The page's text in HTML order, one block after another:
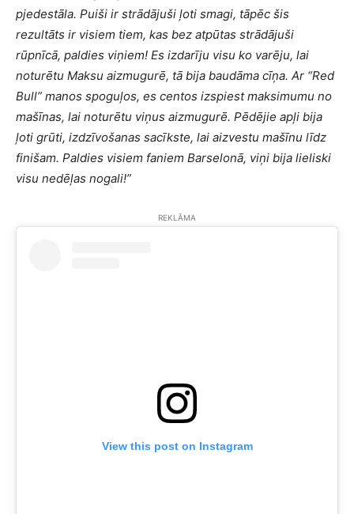
pjedestāla. Puiši ir strādājuši ļoti smagi, tāpēc šis
rezultāts ir visiem tiem, kas bez atpūtas strādājuši
rūpnīcā, paldies viņiem! Es izdarīju visu ko varēju, lai
noturētu Maksu aizmugurē, tā bija baudāma cīņa. Ar “Red
Bull” manos spoguļos, es centos izspiest maksimumu no
mašīnas, lai noturētu viņus aizmugurē. Pēdējie apļi bija
ļoti grūti, izdzīvošanas sacīkste, lai aizvestu mašīnu līdz
finišam. Paldies visiem faniem Barselonā, viņi bija lieliski
visu nedēļas nogali!”
REKLĀMA
View this post on Instagram